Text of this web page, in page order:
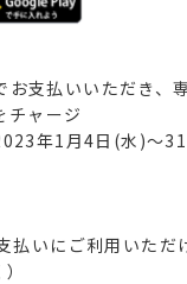
支払いいただき、
チャージ
年1月4日(水)～
払いにご利用いただ